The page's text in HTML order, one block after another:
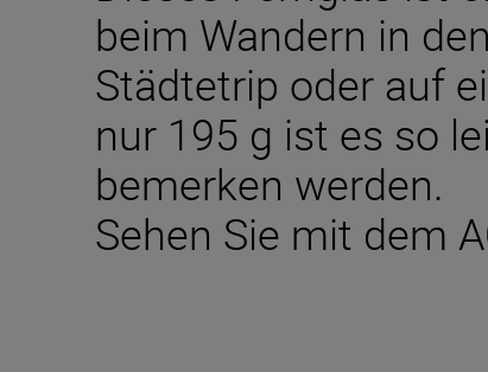
beim Wandern in
Städtetrip oder auf
nur 195 g ist es so
bemerken werden.
Sehen Sie mit dem